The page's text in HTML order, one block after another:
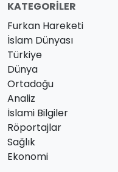
KATEGORILER
Furkan Hareketi
İslam Dünyası
Türkiye
Dünya
Ortadoğu
Analiz
İslami Bilgiler
Röportajlar
Sağlık
Ekonomi